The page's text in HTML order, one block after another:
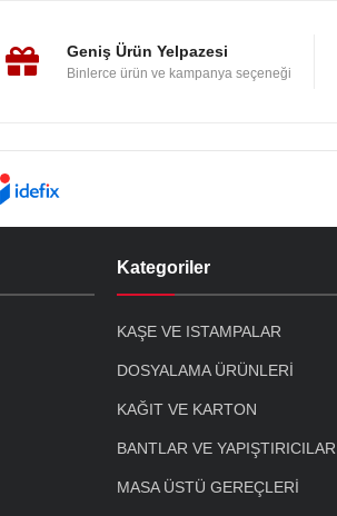
Geniş Ürün Yelpazesi
Binlerce ürün ve kampanya seçeneği
Kategoriler
KAŞE VE ISTAMPALAR
DOSYALAMA ÜRÜNLERİ
KAĞIT VE KARTON
BANTLAR VE YAPIŞTIRICILAR
MASA ÜSTÜ GEREÇLERİ